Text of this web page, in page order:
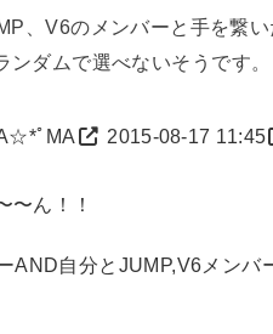
、V6のメンバーと手を繋
ダムで選べないそうです
ﾟMA 2015-08-17 11:45
〜ん！！
AND自分とJUMP,V6メンバ